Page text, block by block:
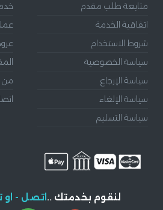
من
متابعة طلب مقدم
اتفاقية الخدمة
شروط الاستخدام
سياسة الخصوصية
سياسة الإرجاع
سياسة الإلغاء
سياسة التسليم
لنقوم بخدمتك .. اتصل -